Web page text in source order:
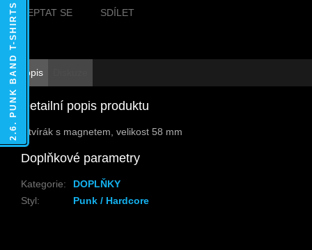
ZEPTAT SE SDÍLET
Popis
Detailní popis produktu
Otvírák s magnetem, velikost 58 mm
Doplňkové parametry
Kategorie:
DOPLŇKY
Styl: Punk / Hardcore
2.6. PUNK BAND T-SHIRTS